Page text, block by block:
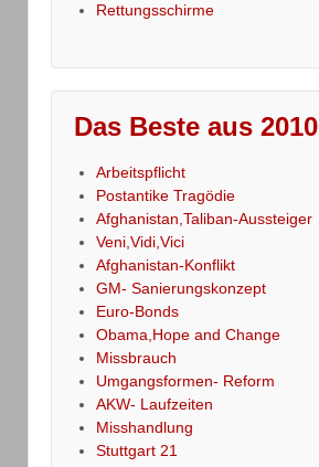
Rettungsschirme
Das Beste aus 2010
Arbeitspflicht
Postantike Tragödie
Afghanistan,Taliban-Aussteiger
Veni,Vidi,Vici
Afghanistan-Konflikt
GM- Sanierungskonzept
Euro-Bonds
Obama,Hope and Change
Missbrauch
Umgangsformen- Reform
AKW- Laufzeiten
Misshandlung
Stuttgart 21